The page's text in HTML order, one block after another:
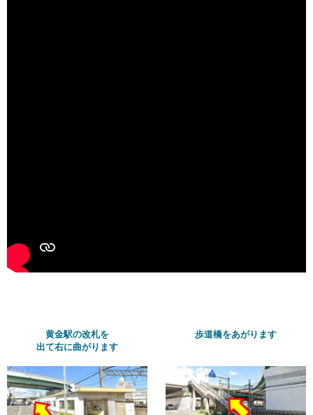
黄金駅の改札を
出て右に曲がります
歩道橋をあがります